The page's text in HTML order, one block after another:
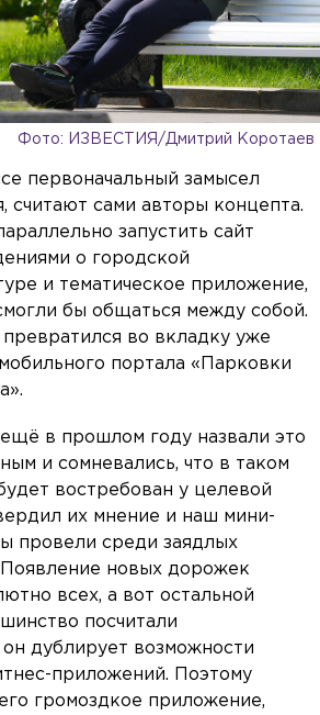
Фото: ИЗВЕСТИЯ/Дмитрий Коротаев
первоначальный замысел
считают сами авторы концепта.
запустить сайт
о городской
и тематическое приложение,
бы общаться между собой.
во вкладку уже
портала «Парковки
в прошлом году назвали это
и сомневались, что в таком
востребован у целевой
их мнение и наш мини-
провели среди заядлых
Появление новых дорожек
всех, а вот остальной
посчитали
дублирует возможности
приложений. Поэтому
громоздкое приложение,